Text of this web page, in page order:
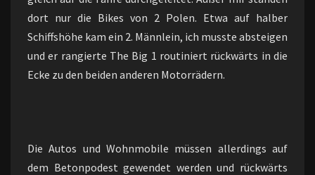
dort nur die Bikes von 2 Polen. Etwa auf halber
Schiffshöhe kam ein 2. Männlein, ich musste absteigen
und er rangierte The Big 1 routiniert rückwärts in die
Ecke zu den beiden anderen Motorrädern.
Die Autos und Wohnmobile müssen allerdings auf
dem Betonpodest gewendet werden und rückwärts